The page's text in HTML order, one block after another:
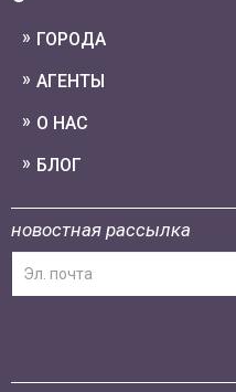
ГОРОДА
АГЕНТЫ
О НАС
БЛОГ
новостная рассылка